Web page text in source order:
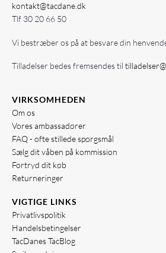
kontakt@tacdane.dk
Tlf 30 20 66 50
Vi bestræber os på at besvare din
Tilladelser bedes fremsendes til
VIRKSOMHEDEN
Om os
Vores ambassadører
FAQ - ofte stillede spørgsmål
Sælg dit våben på kommission
Fortryd dit køb
Returneringer
VIGTIGE LINKS
Privatlivspolitik
Handelsbetingelser
TacDanes TacBlog